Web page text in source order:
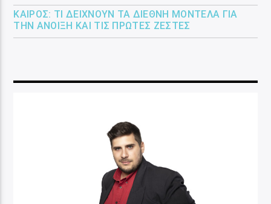
ΚΑΙΡΌΣ: ΤΙ ΔΕΊΧΝΟΥΝ ΤΑ ΔΙΕΘΝΉ ΜΟΝΤΈΛΑ ΓΙΑ
ΤΗΝ ΆΝΟΙΞΗ ΚΑΙ ΤΙΣ ΠΡΏΤΕΣ ΖΈΣΤΕΣ